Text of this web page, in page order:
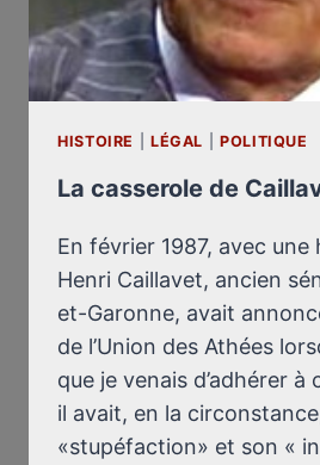
HISTOIRE LÉGAL POLITIQUE
La casserole de
En février 1987, avec une
Henri Caillavet, ancien
et-Garonne, avait
de l’Union des Athées
que je venais d’adhérer à
il avait, en la
«stupéfaction» et son «